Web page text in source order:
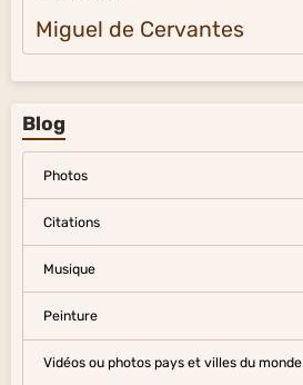
Miguel de Cervantes
Blog
Photos
Citations
Musique
Peinture
Vidéos ou photos pays et villes du monde